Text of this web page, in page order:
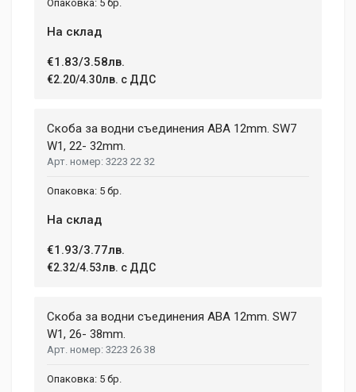
Post Your Review
5 бр.
На склад
€1.83/3.58лв.
€2.20/4.30лв. с ДДС
Скоба за водни съединения ABA 12mm. SW7
W1, 22- 32mm.
3223 22 32
5 бр.
На склад
€1.93/3.77лв.
€2.32/4.53лв. с ДДС
Скоба за водни съединения ABA 12mm. SW7
W1, 26- 38mm.
3223 26 38
5 бр.